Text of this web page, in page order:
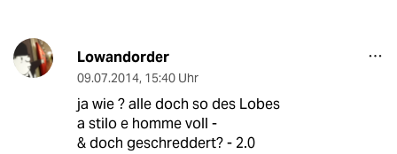
Lowandorder
09.07.2014, 15:40 Uhr
ja wie ? alle doch so des Lobes
a stilo e homme voll -
& doch geschreddert? - 2.0